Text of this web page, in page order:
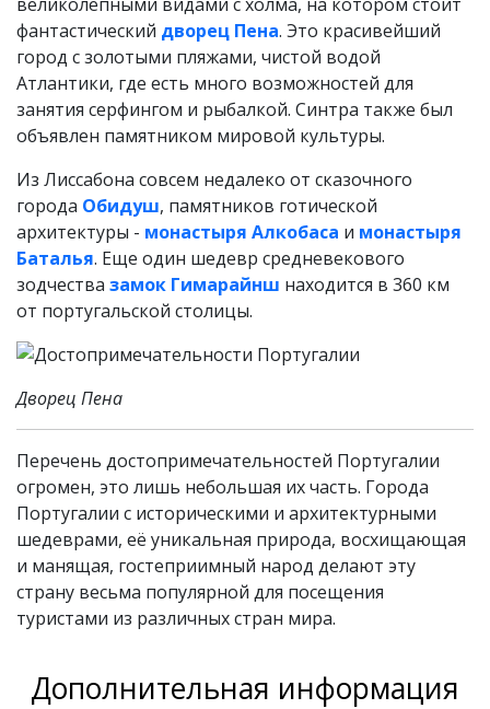
фантастический дворец Пена. Это красивейший
город с золотыми пляжами, чистой водой
Атлантики, где есть много возможностей для
занятия серфингом и рыбалкой. Синтра также был
объявлен памятником мировой культуры.
Из Лиссабона совсем недалеко от сказочного
города Обидуш, памятников готической
архитектуры - монастыря Алкобаса и монастыря
Баталья. Еще один шедевр средневекового
зодчества замок Гимарайнш находится в 360 км
от португальской столицы.
Дворец Пена
Перечень достопримечательностей Португалии
огромен, это лишь небольшая их часть. Города
Португалии с историческими и архитектурными
шедеврами, её уникальная природа, восхищающая
и манящая, гостеприимный народ делают эту
страну весьма популярной для посещения
туристами из различных стран мира.
Дополнительная информация